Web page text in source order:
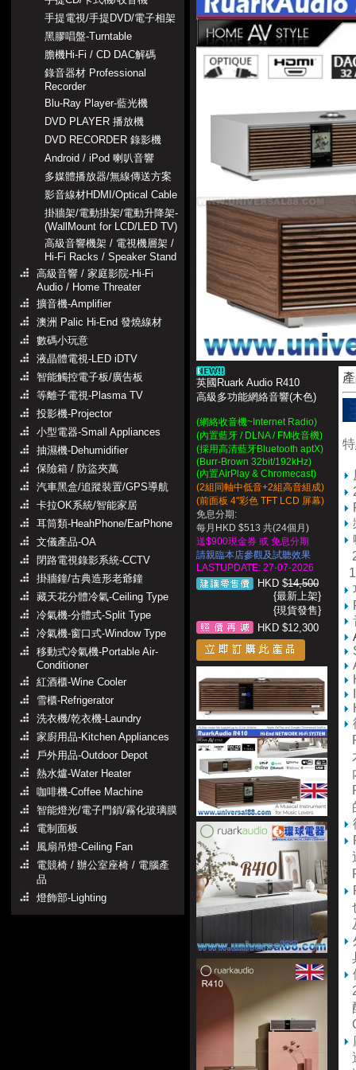
手提電視/手提DVD/電子相架
黑膠唱盤-Turntable
膽機Hi-Fi / CD DAC解碼
錄音器材 Professional
Recorder
Blu-Ray Player-藍光機
DVD PLAYER 播放機
DVD RECORDER 錄影機
Android / iPod 喇叭音響
多媒體播放器/無線傳送方案
影音線材HDMI/Optical Cable
掛牆架/電動掛架/電動升降架-
(WallMount for LCD/LED TV)
高級音響機架 / 電視機層架 /
Hi-Fi Racks / Speaker Stand
高級音響 / 家庭影院-Hi-Fi
Audio / Home Threater
擴音機-Amplifier
澳洲 Palic Hi-End 發燒線材
數碼小玩意
液晶體電視-LED iDTV
智能觸控電子板/廣告板
等離子電視-Plasma TV
投影機-Projector
小型電器-Small Appliances
抽濕機-Dehumidifier
保險箱 / 防盜夾萬
汽車黑盒/追蹤裝置/GPS導航
卡拉OK系統/智能家居
耳筒類-HeahPhone/EarPhone
文儀產品-OA
閉路電視錄影系統-CCTV
掛牆鐘/古典造形老爺鐘
藏天花分體冷氣-Ceiling Type
冷氣機-分體式-Split Type
冷氣機-窗口式-Window Type
移動式冷氣機-Portable Air-
Conditioner
紅酒櫃-Wine Cooler
雪櫃-Refrigerator
洗衣機/乾衣機-Laundry
家廚用品-Kitchen Appliances
戶外用品-Outdoor Depot
熱水爐-Water Heater
咖啡機-Coffee Machine
智能燈光/電子門鎖/霧化玻璃膜
電制面板
風扇吊燈-Ceiling Fan
電競椅 / 辦公室座椅 / 電腦產
品
燈飾部-Lighting
英國Ruark Audio R410
高級多功能網絡音響(木色)
(網絡收音機~Internet Radio)
(內置藍牙 / DLNA / FM收音機)
(採用高清藍牙Bluetooth aptX)
(Burr-Brown 32bit/192kHz)
(內置AirPlay & Chromecast)
(2組同軸中低音+2組高音組成)
(前面板 4"彩色 TFT LCD 屏幕)
免息分期:
每月HKD $513 共(24個月)
送$900現金券 或 免息分期
請親臨本店參觀及試聽效果
LASTUPDATE: 27-07-2026
HKD $14,500
{最新上架}
{現貨發售}
HKD $12,300